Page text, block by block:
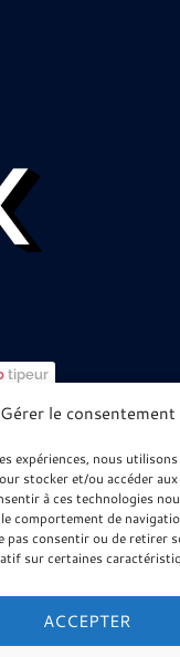
Gérer le consentement
expériences, nous
stocker et/ou accéder
à ces technologies
comportement de
pas consentir ou de retirer
sur certaines
ACCEPTER
tipeur
ALLER
Carvin
Haute Fidélité